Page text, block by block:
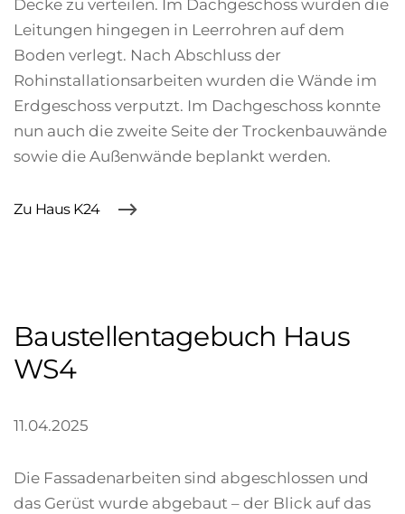
Decke zu verteilen. Im Dachgeschoss wurden die
Leitungen hingegen in Leerrohren auf dem
Boden verlegt. Nach Abschluss der
Rohinstallationsarbeiten wurden die Wände im
Erdgeschoss verputzt. Im Dachgeschoss konnte
nun auch die zweite Seite der Trockenbauwände
sowie die Außenwände beplankt werden.
Zu Haus K24
Baustellentagebuch Haus
WS4
11.04.2025
Die Fassadenarbeiten sind abgeschlossen und
das Gerüst wurde abgebaut – der Blick auf das